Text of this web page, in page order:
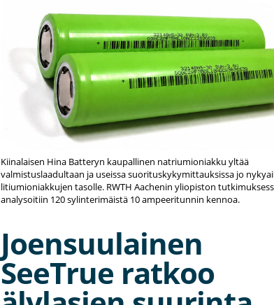
Kiinalaisen Hina Batteryn kaupallinen natriumioniakku yltää
valmistuslaadultaan ja useissa suorituskykymittauksissa jo
litiumioniakkujen tasolle. RWTH Aachenin yliopiston
analysoitiin 120 sylinterimäistä 10 ampeeritunnin kennoa.
Joensuulainen
SeeTrue ratkoo